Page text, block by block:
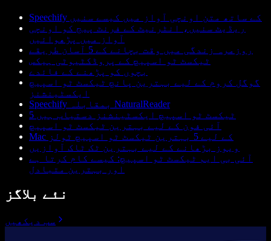
Speechify کے ساتھ متن اونچی آواز میں کیسے سنیں
ریڈیٹ سنیں، انٹرنیٹ کے فرنٹ پیج کو اونچی
آواز میں پڑھوائیں
روزمرہ زندگی میں وقت بچانے کے 5 آسان طریقے
ٹیکسٹ ٹو اسپیچ کے پروڈکٹیوٹی ہیکس
بچوں کو پڑھنے کے فائدے
گوگل کروم کے لیے بہترین پانچ ٹیکسٹ ٹو اسپیچ
ایکسٹینشنز
Speechify بمقابلہ NaturalReader
5 ٹیکسٹ ٹو اسپیچ ایکسٹینشنز دستیاب ہیں
آئی فون کے لیے بہترین ٹیکسٹ ٹو اسپیچ
Mac کے لیے 5 بہترین ٹیکسٹ ٹو اسپیچ ٹولز
ویوز بڑھانے کے لیے بہترین ٹک ٹاک آوازیں
آئی بی ایم ٹیکسٹ ٹو اسپیچ: کیسے کام کرتا ہے
اور بہترین متبادل
نئے بلاگز
سب دیکھیں